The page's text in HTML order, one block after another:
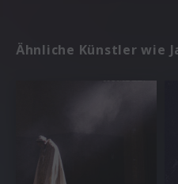
Ähnliche Künstler wie